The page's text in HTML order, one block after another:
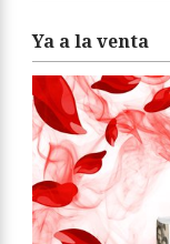
Ya a la venta